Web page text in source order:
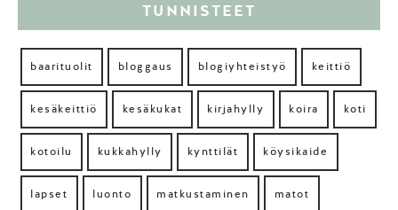
TUNNISTEET
baarituolit bloggaus blogiyhteistyö keittiö
kesäkeittiö kesäkukat kirjahylly koira koti
kotoilu kukkahylly kynttilät köysikaide
lapset luonto matkustaminen matot